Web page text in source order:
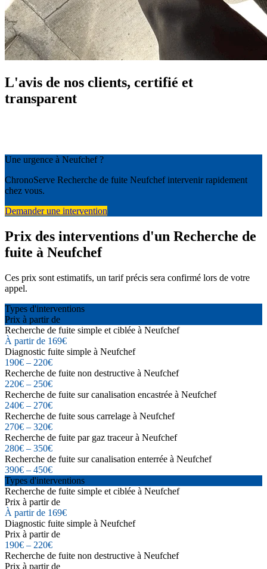
L'avis de nos clients, certifié et
transparent
Une urgence à Neufchef ?
ChronoServe Recherche de fuite Neufchef intervenir rapidement
chez vous.
Demander une intervention
Prix des interventions d'un Recherche de
fuite à Neufchef
Ces prix sont estimatifs, un tarif précis sera confirmé lors de votre
appel.
Types d'interventions
Prix à partir de
Recherche de fuite simple et ciblée à Neufchef
À partir de 169€
Diagnostic fuite simple à Neufchef
190€ – 220€
Recherche de fuite non destructive à Neufchef
220€ – 250€
Recherche de fuite sur canalisation encastrée à Neufchef
240€ – 270€
Recherche de fuite sous carrelage à Neufchef
270€ – 320€
Recherche de fuite par gaz traceur à Neufchef
280€ – 350€
Recherche de fuite sur canalisation enterrée à Neufchef
390€ – 450€
Types d'interventions
Recherche de fuite simple et ciblée à Neufchef
Prix à partir de
À partir de 169€
Diagnostic fuite simple à Neufchef
Prix à partir de
190€ – 220€
Recherche de fuite non destructive à Neufchef
Prix à partir de